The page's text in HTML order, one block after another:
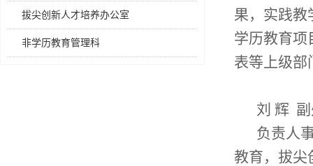
拔尖创新人才培养办公室
非学历教育管理科
果，实践教
学历教育项
表等上级部
刘 辉
负责人
教育，拔尖